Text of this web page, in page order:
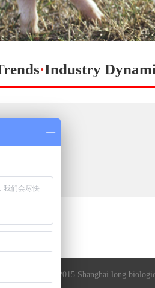
·Industry
号-12013-2015 Shanghai long